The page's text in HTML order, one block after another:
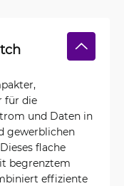
für die
und Daten in
gewerblichen
flache
begrenztem
effiziente